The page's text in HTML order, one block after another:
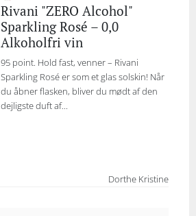
Rivani "ZERO Alcohol"
Sparkling Rosé – 0,0
Alkoholfri vin
95 point. Hold fast, venner – Rivani
Sparkling Rosé er som et glas solskin! Når
du åbner flasken, bliver du mødt af den
dejligste duft af...
Dorthe Kristine